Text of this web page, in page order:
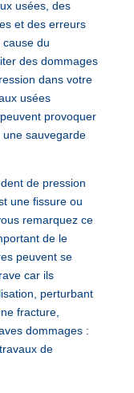
usées, des
et des erreurs
du
des dommages
dans votre
usées
provoquer
sauvegarde
de pression
une fissure ou
remarquez ce
de le
peuvent se
car ils
perturbant
fracture,
dommages :
de